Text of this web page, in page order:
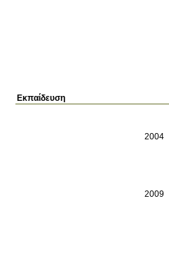
Εκπαίδευση
2004
2009